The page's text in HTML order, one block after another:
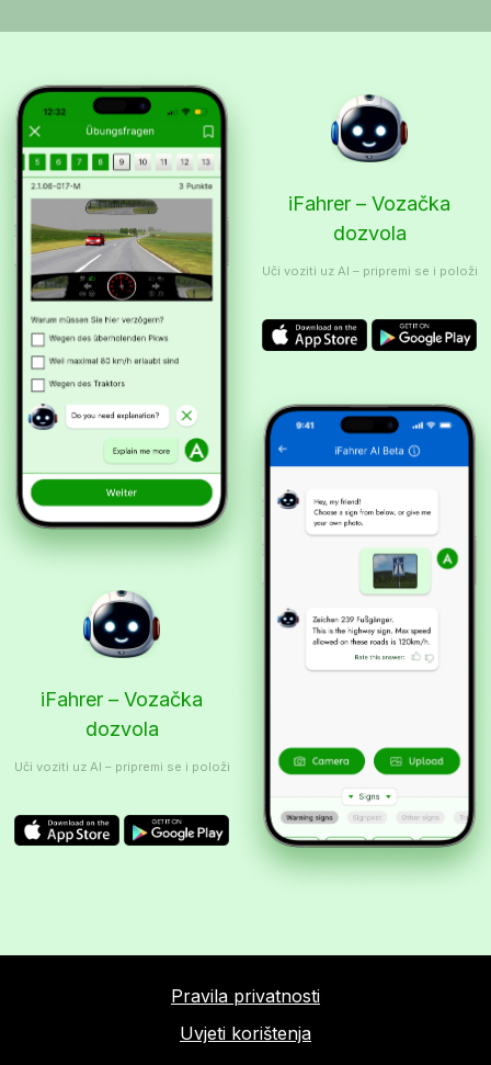
iFahrer – Vozačka
dozvola
Uči voziti uz AI – pripremi se i položi
iFahrer – Vozačka
dozvola
Uči voziti uz AI – pripremi se i položi
Pravila privatnosti
Uvjeti korištenja